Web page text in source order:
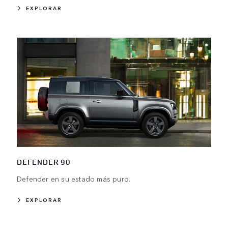
EXPLORAR
DEFENDER 90
Defender en su estado más puro.
EXPLORAR